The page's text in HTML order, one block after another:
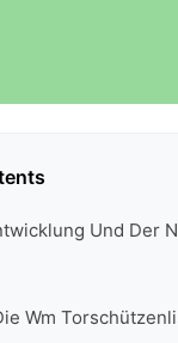
Und Der
Wm